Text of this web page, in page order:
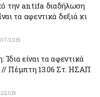
την antifa διαδήλωση
τα αφεντικά δεξιά κι
2019
είναι τα αφεντικά
// Πέμπτη 13.06 Στ. ΗΣΑΠ
2019